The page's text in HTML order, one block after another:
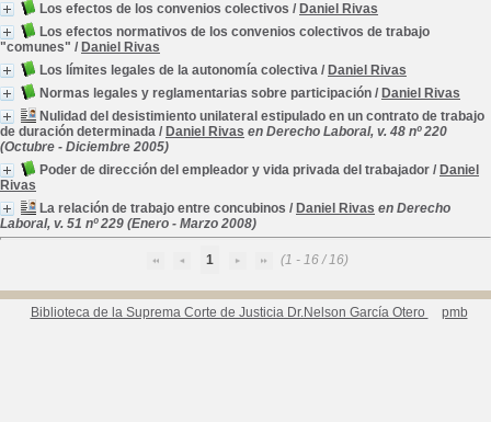
Los efectos de los convenios colectivos / Daniel Rivas
Los efectos normativos de los convenios colectivos de trabajo
"comunes" / Daniel Rivas
Los límites legales de la autonomía colectiva / Daniel Rivas
Normas legales y reglamentarias sobre participación / Daniel Rivas
Nulidad del desistimiento unilateral estipulado en un contrato de trabajo
de duración determinada / Daniel Rivas en Derecho Laboral, v. 48 nº 220
(Octubre - Diciembre 2005)
Poder de dirección del empleador y vida privada del trabajador / Daniel
Rivas
La relación de trabajo entre concubinos / Daniel Rivas en Derecho
Laboral, v. 51 nº 229 (Enero - Marzo 2008)
1 (1 - 16 / 16)
Biblioteca de la Suprema Corte de Justicia Dr.Nelson García Otero pmb